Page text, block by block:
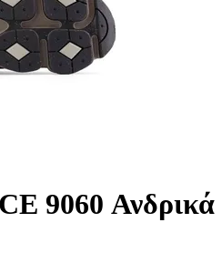
9060 Ανδρικά